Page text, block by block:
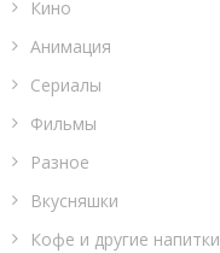
Кино
Анимация
Сериалы
Фильмы
Разное
Вкусняшки
Кофе и другие напитки